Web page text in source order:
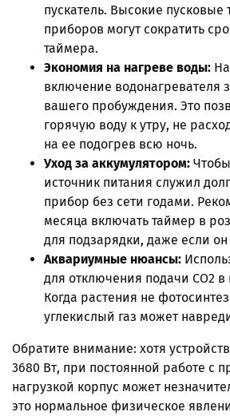
пускатель. Высокие пусковые
приборов могут сократить
таймера.
Экономия на нагреве воды:
включение водонагревателя
вашего пробуждения. Это
горячую воду к утру, не
на ее подогрев всю ночь.
Уход за аккумулятором:
источник питания служил
прибор без сети годами.
месяца включать таймер в
для подзарядки, даже если он
Аквариумные нюансы:
для отключения подачи CO2
Когда растения не
углекислый газ может
Обратите внимание: хотя
3680 Вт, при постоянной работе с
нагрузкой корпус может
это нормальное физическое